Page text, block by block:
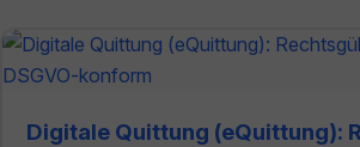
Digitale Quittung (eQuittung):